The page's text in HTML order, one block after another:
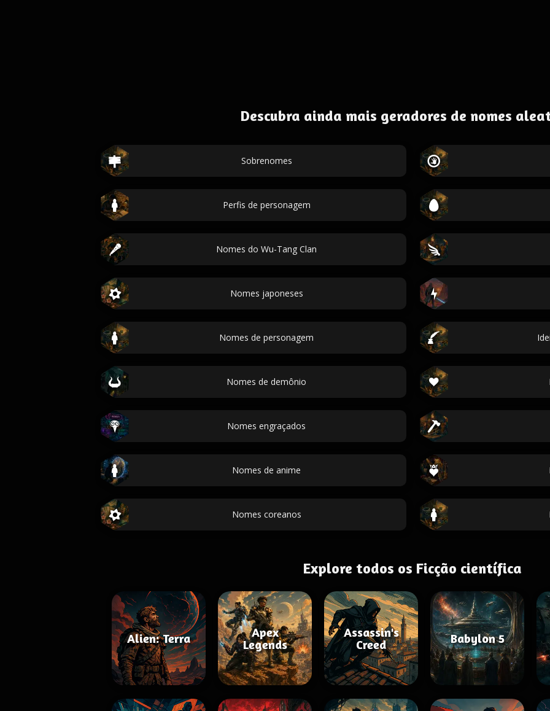
Descubra ainda mais geradores de nomes
Sobrenomes
Perfis de personagem
Nomes do Wu-Tang Clan
Nomes japoneses
Nomes de personagem
Nomes de demônio
Nomes engraçados
Nomes de anime
Nomes coreanos
Explore todos os Ficção científica
Alien: Terra
Apex
Legends
Assassin's
Creed
Babylon 5